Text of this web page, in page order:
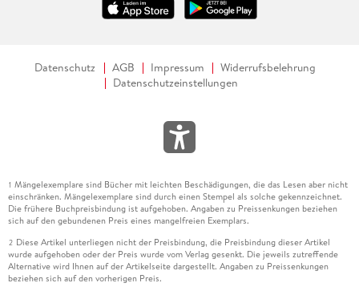
Datenschutz AGB Impressum
Widerrufsbelehrung
Datenschutzeinstellungen
1 Mängelexemplare sind Bücher mit leichten Beschädigungen, die das Lesen aber nicht
einschränken. Mängelexemplare sind durch einen Stempel als solche gekennzeichnet.
Die frühere Buchpreisbindung ist aufgehoben. Angaben zu Preissenkungen beziehen
sich auf den gebundenen Preis eines mangelfreien Exemplars.
2 Diese Artikel unterliegen nicht der Preisbindung, die Preisbindung dieser Artikel
wurde aufgehoben oder der Preis wurde vom Verlag gesenkt. Die jeweils zutreffende
Alternative wird Ihnen auf der Artikelseite dargestellt. Angaben zu Preissenkungen
beziehen sich auf den vorherigen Preis.